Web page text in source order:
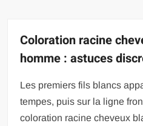
Coloration racine
homme : astuces
Les premiers fils blancs
tempes, puis sur la ligne
coloration racine cheveux